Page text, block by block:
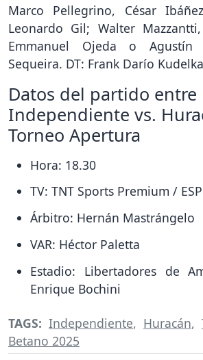
Marco Pellegrino, César
Leonardo Gil; Walter
Emmanuel Ojeda o Agustín
Sequeira. DT: Frank Darío
Datos del partido entre
Independiente vs.
Torneo Apertura
Hora: 18.30
TV: TNT Sports Premium /
Árbitro: Hernán Mastrángelo
VAR: Héctor Paletta
Estadio: Libertadores de
Enrique Bochini
TAGS: Independiente, Huracán,
Betano 2025